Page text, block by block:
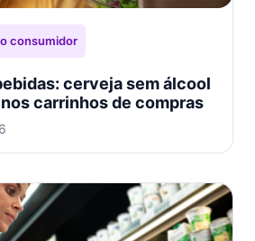
consumidor
cerveja sem álcool
carrinhos de compras